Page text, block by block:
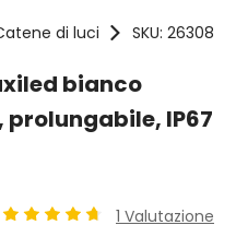
di luci SKU: 26308
bianco
IP67
1 Valutazione